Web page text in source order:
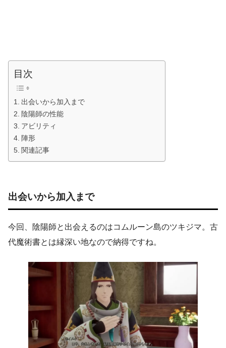
目次
出会いから加入まで
陰陽師の性能
アビリティ
陣形
関連記事
出会いから加入まで
今回、陰陽師と出会えるのはコムルーン島のツキジマ。古
代魔術書とは縁深い地なので納得ですね。